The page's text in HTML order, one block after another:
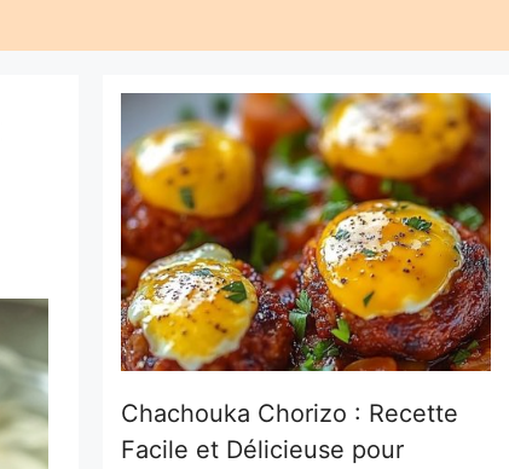
Chachouka Chorizo : Recette
Facile et Délicieuse pour